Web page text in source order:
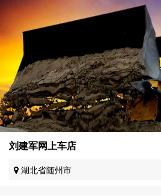
刘建军网上车店
湖北省随州市